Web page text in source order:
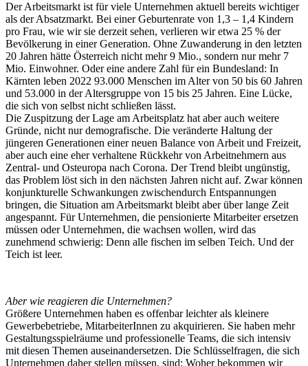
Der Arbeitsmarkt ist für viele Unternehmen aktuell bereits wichtiger
als der Absatzmarkt. Bei einer Geburtenrate von 1,3 – 1,4 Kindern
pro Frau, wie wir sie derzeit sehen, verlieren wir etwa 25 % der
Bevölkerung in einer Generation. Ohne Zuwanderung in den letzten
20 Jahren hätte Österreich nicht mehr 9 Mio., sondern nur mehr 7
Mio. Einwohner. Oder eine andere Zahl für ein Bundesland: In
Kärnten leben 2022 93.000 Menschen im Alter von 50 bis 60 Jahren
und 53.000 in der Altersgruppe von 15 bis 25 Jahren. Eine Lücke,
die sich von selbst nicht schließen lässt.
Die Zuspitzung der Lage am Arbeitsplatz hat aber auch weitere
Gründe, nicht nur demografische. Die veränderte Haltung der
jüngeren Generationen einer neuen Balance von Arbeit und Freizeit,
aber auch eine eher verhaltene Rückkehr von Arbeitnehmern aus
Zentral- und Osteuropa nach Corona. Der Trend bleibt ungünstig,
das Problem löst sich in den nächsten Jahren nicht auf. Zwar können
konjunkturelle Schwankungen zwischendurch Entspannungen
bringen, die Situation am Arbeitsmarkt bleibt aber über lange Zeit
angespannt. Für Unternehmen, die pensionierte Mitarbeiter ersetzen
müssen oder Unternehmen, die wachsen wollen, wird das
zunehmend schwierig: Denn alle fischen im selben Teich. Und der
Teich ist leer.
Aber wie reagieren die Unternehmen?
Größere Unternehmen haben es offenbar leichter als kleinere
Gewerbebetriebe, MitarbeiterInnen zu akquirieren. Sie haben mehr
Gestaltungsspielräume und professionelle Teams, die sich intensiv
mit diesen Themen auseinandersetzen. Die Schlüsselfragen, die sich
Unternehmen daher stellen müssen, sind: Woher bekommen wir